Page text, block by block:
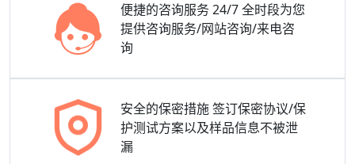
便捷的咨询服务24/7 全时段为您
提供咨询服务/网站咨询/来电咨
询
安全的保密措施 签订保密协议/保
护测试方案以及样品信息不被泄
漏